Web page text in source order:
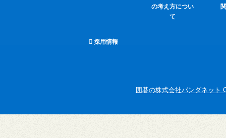
の考え方につい
て
採用情報
囲碁の株式会社パンダネット